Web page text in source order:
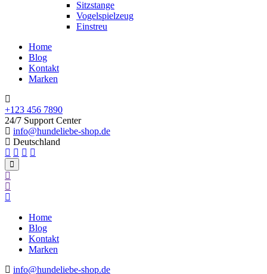
Sitzstange
Vogelspielzeug
Einstreu
Home
Blog
Kontakt
Marken
+123 456 7890
24/7 Support Center
info@hundeliebe-shop.de
Deutschland
Home
Blog
Kontakt
Marken
info@hundeliebe-shop.de